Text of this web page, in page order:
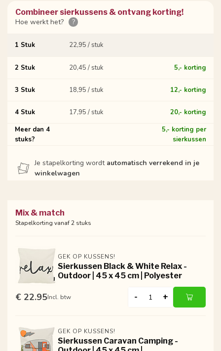
Combineer sierkussens & ontvang korting!
Hoe werkt het?
?
1 Stuk 22,95 / stuk
2 Stuk 20,45 / stuk 5,- korting
3 Stuk 18,95 / stuk 12,- korting
4 Stuk 17,95 / stuk
20,- korting
Meer dan 4
stuks?
5,- korting per
sierkussen
Je stapelkorting wordt automatisch verrekend in je
winkelwagen
Mix & match
Stapelkorting vanaf 2 stuks
GEK OP KUSSENS!
Sierkussen Black & White Relax -
Outdoor | 45 x 45 cm | Polyester
€ 22.95Incl. btw - +
GEK OP KUSSENS!
Sierkussen Caravan Camping -